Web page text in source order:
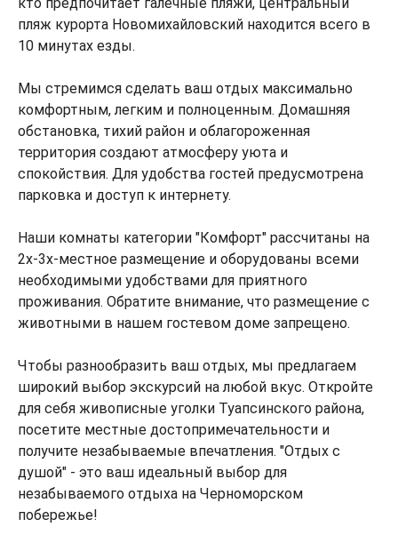
пляж курорта Новомихайловский находится всего в
10 минутах езды.
Мы стремимся сделать ваш отдых максимально
комфортным, легким и полноценным. Домашняя
обстановка, тихий район и облагороженная
территория создают атмосферу уюта и
спокойствия. Для удобства гостей предусмотрена
парковка и доступ к интернету.
Наши комнаты категории "Комфорт" рассчитаны на
2х-3х-местное размещение и оборудованы всеми
необходимыми удобствами для приятного
проживания. Обратите внимание, что размещение с
животными в нашем гостевом доме запрещено.
Чтобы разнообразить ваш отдых, мы предлагаем
широкий выбор экскурсий на любой вкус. Откройте
для себя живописные уголки Туапсинского района,
посетите местные достопримечательности и
получите незабываемые впечатления. "Отдых с
душой" - это ваш идеальный выбор для
незабываемого отдыха на Черноморском
побережье!